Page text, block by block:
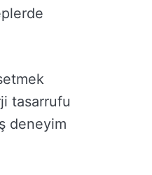
tasarrufu
deneyim